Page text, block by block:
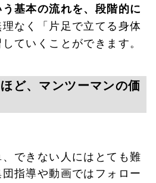
基本の流れを、段階的に
なく「片足で立てる身体
ていくことができます。
ど、マンツーマンの価
、できない人にはとても難
指導や動画ではフォロー